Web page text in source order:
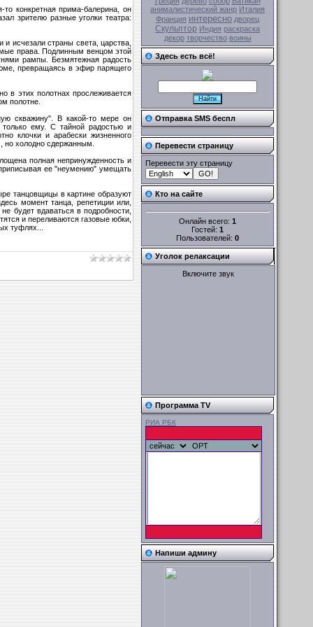
конкретная прима-балерина, он
зрителю разные уголки театра:
исчезали страны света, царства,
права. Подлинным венцом этой
рампы. Безмятежная радость
превращаясь в эфир парящего
в этих полотнах прослеживается
полотне.
скважину". В какой-то мере он
ему. С тайной радостью и
клочки и арабески жизненного
но холодно сдержанным.
полная непринужденность и
ее "неумению" умещать
танцовщицы в картине образуют
момент танца, репетиции или,
будет вдаваться в подробности,
и переливаются газовые юбки,
туфлях...
анималистический жанр Италия
Франция интересно дворец
Скульптор Индия раскраска
декор творчество воины
Здесь есть всё!
Отправка SMS беспл
Перевести страницу
Перевести эту страницу
Кто на сайте
Онлайн всего: 1
Гостей: 1
Пользователей: 0
Уголок релаксации
Включите звук
Программа TV
РИА РБК
Напиши админу